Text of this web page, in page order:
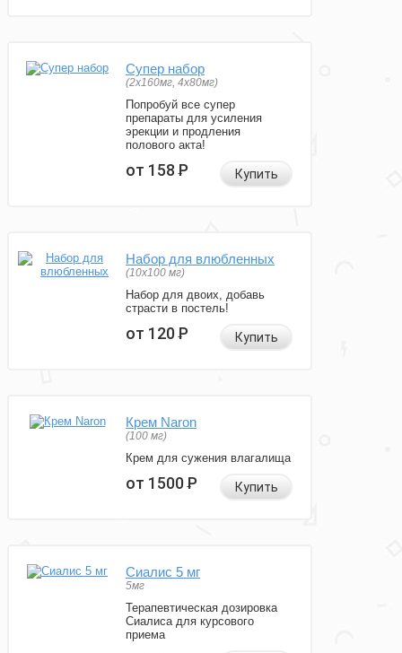
Супер набор
(2х160мг, 4х80мг)
Попробуй все супер
препараты для усиления
эрекции и продления
полового акта!
от 158Р Купить
Набор для влюбленных
(10х100 мг)
Набор для двоих, добавь
страсти в постель!
от 120Р Купить
Крем Naron
(100 мг)
Крем для сужения влагалища
от 1500Р Купить
Сиалис 5 мг
5мг
Терапевтическая дозировка
Сиалиса для курсового
приема